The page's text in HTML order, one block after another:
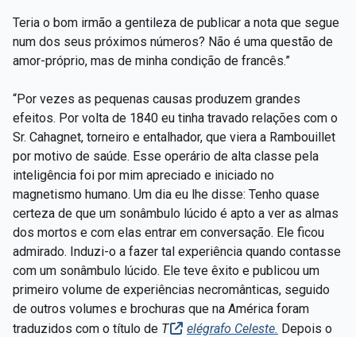
Teria o bom irmão a gentileza de publicar a nota que segue
num dos seus próximos números? Não é uma questão de
amor-próprio, mas de minha condição de francês.”
“Por vezes as pequenas causas produzem grandes
efeitos. Por volta de 1840 eu tinha travado relações com o
Sr. Cahagnet, torneiro e entalhador, que viera a Rambouillet
por motivo de saúde. Esse operário de alta classe pela
inteligência foi por mim apreciado e iniciado no
magnetismo humano. Um dia eu lhe disse: Tenho quase
certeza de que um sonâmbulo lúcido é apto a ver as almas
dos mortos e com elas entrar em conversação. Ele ficou
admirado. Induzi-o a fazer tal experiência quando contasse
com um sonâmbulo lúcido. Ele teve êxito e publicou um
primeiro volume de experiências necromânticas, seguido
de outros volumes e brochuras que na América foram
traduzidos com o título de T elégrafo Celeste. Depois o